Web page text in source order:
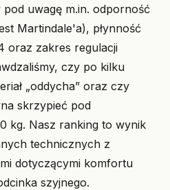
uwagę m.in. odporność
Martindale'a), płynność
oraz zakres regulacji
czy po kilku
„oddycha” oraz czy
skrzypieć pod
kg. Nasz ranking to wynik
technicznych z
dotyczącymi komfortu
szyjnego.